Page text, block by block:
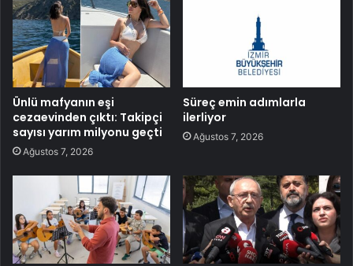
Ünlü mafyanın eşi
cezaevinden çıktı: Takipçi
sayısı yarım milyonu geçti
Ağustos 7, 2026
Süreç emin adımlarla
ilerliyor
Ağustos 7, 2026